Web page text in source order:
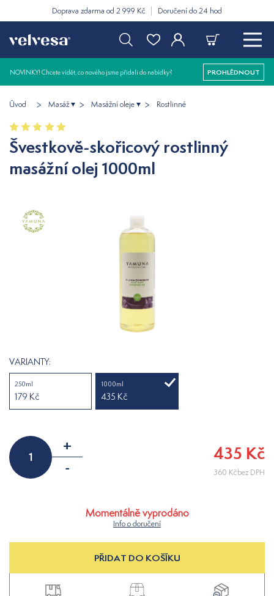
Doprava zdarma od 2 999 Kč Doručení do 24 hod
NOVINKY! Chcete vidět, co nového jsme přidali do nabídky? PROHLÉDNOUT
Úvod Masáž Masážní oleje Rostlinné
Švestkově-skořicový rostlinný
masážní olej 1000ml
VARIANTY:
250ml
179 Kč
1000ml
435 Kč
+
-
435 Kč
360 Kčbez DPH
Momentálně vyprodáno
Info o doručení
PŘIDAT DO KOŠÍKU